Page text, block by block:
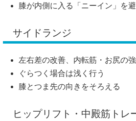
膝が内側に入る「ニーイン」を
サイドランジ
左右差の改善、内転筋・お尻の
ぐらつく場合は浅く行う
膝とつま先の向きをそろえる
ヒップリフト・中殿筋トレ